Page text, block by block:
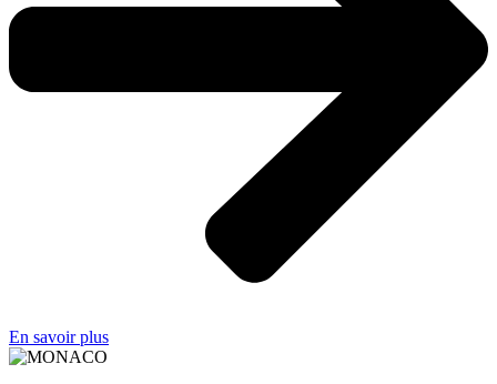
En savoir plus